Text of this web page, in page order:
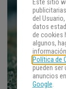
Este sitio
del
datos
de cookies
algunos,
Política de
pueden ser
anuncios
Google.